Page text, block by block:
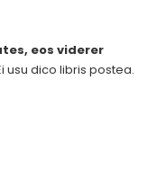
eos viderer
usu dico libris postea.